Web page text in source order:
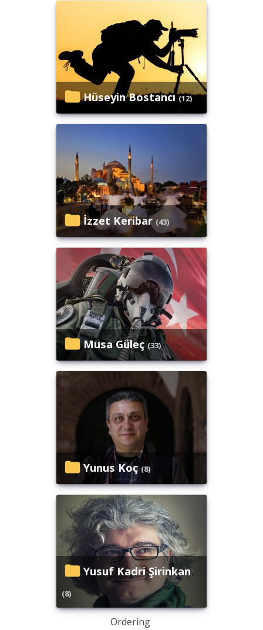
Hüseyin Bostancı (12)
İzzet Keribar (43)
Musa Güleç (33)
Yunus Koç (8)
Yusuf Kadri Şirinkan
(8)
Ordering